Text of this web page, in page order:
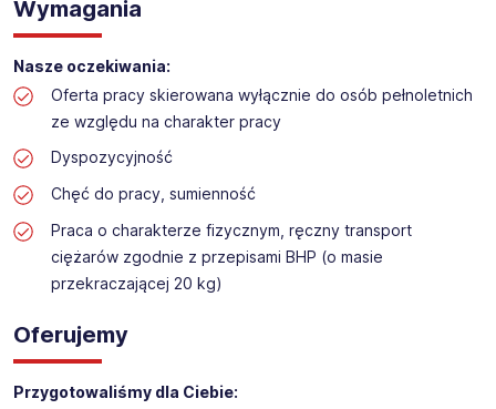
Lokalizacja: Olsztyn
Wymagania
Nasze oczekiwania:
Oferta pracy skierowana wyłącznie do osób pełnoletnich
ze względu na charakter pracy
Dyspozycyjność
Chęć do pracy, sumienność
Praca o charakterze fizycznym, ręczny transport
ciężarów zgodnie z przepisami BHP (o masie
przekraczającej 20 kg)
Oferujemy
Przygotowaliśmy dla Ciebie: